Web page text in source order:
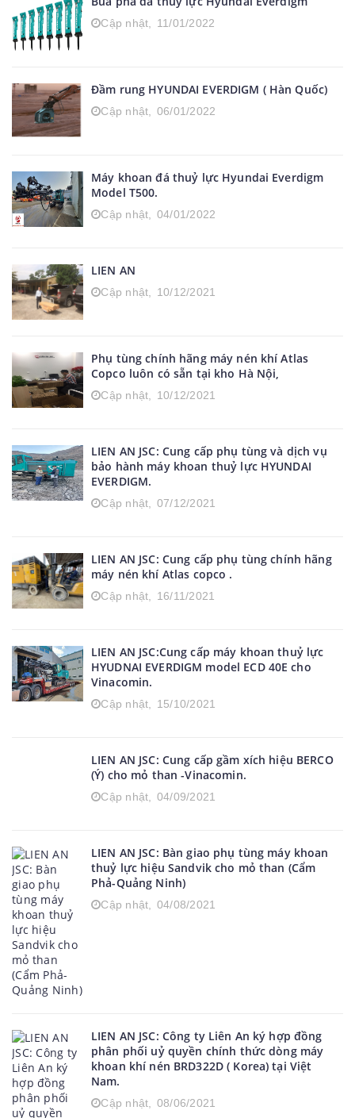
Cập nhật, 11/01/2022
Đầm rung HYUNDAI EVERDIGM ( Hàn Quốc)
Cập nhật, 06/01/2022
Máy khoan đá thuỷ lực Hyundai Everdigm
Model T500.
Cập nhật, 04/01/2022
LIEN AN
Cập nhật, 10/12/2021
Phụ tùng chính hãng máy nén khí Atlas
Copco luôn có sẵn tại kho Hà Nội,
Cập nhật, 10/12/2021
LIEN AN JSC: Cung cấp phụ tùng và dịch vụ
bảo hành máy khoan thuỷ lực HYUNDAI
EVERDIGM.
Cập nhật, 07/12/2021
LIEN AN JSC: Cung cấp phụ tùng chính hãng
máy nén khí Atlas copco .
Cập nhật, 16/11/2021
LIEN AN JSC:Cung cấp máy khoan thuỷ lực
HYUDNAI EVERDIGM model ECD 40E cho
Vinacomin.
Cập nhật, 15/10/2021
LIEN AN JSC: Cung cấp gầm xích hiệu BERCO
(Ý) cho mỏ than -Vinacomin.
Cập nhật, 04/09/2021
LIEN AN JSC: Bàn giao phụ tùng máy khoan
thuỷ lực hiệu Sandvik cho mỏ than (Cẩm
Phả-Quảng Ninh)
Cập nhật, 04/08/2021
LIEN AN JSC: Công ty Liên An ký hợp đồng
phân phối uỷ quyền chính thức dòng máy
khoan khí nén BRD322D ( Korea) tại Việt
Nam.
Cập nhật, 08/06/2021